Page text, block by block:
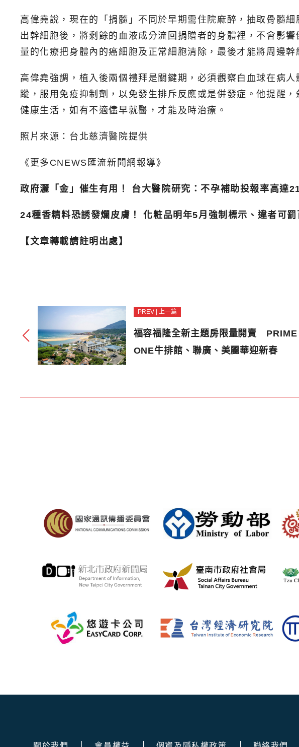
高偉堯說，現在的「捐髓」不同於早期需住院麻醉，抽取骨髓
出幹細胞後，將剩餘的血液成分流回捐贈者的身體裡，不會影
量的化療把身體內的癌細胞及正常細胞清除，最後才能將周邊幹
高偉堯強調，植入後兩個禮拜是關鍵期，必須觀察白血球在病
蹤，服用免疫抑制劑，以免發生排斥反應或是併發症。他提醒
健康生活，如有不適儘早就醫，才能及時治療。
照片來源：台北慈濟醫院提供
《更多CNEWS匯流新聞網報導》
政府灑「金」催生有用！ 台大醫院研究：不孕補助投報率高達
24種香精料恐誘發爛皮膚！ 化粧品明年5月強制標示、違者可罰
【文章轉載請註明出處】
PREV | 上一篇
福容福隆全新主題房限量開賣 PRIME
ONE牛排館、聯廣、美麗華迎新春